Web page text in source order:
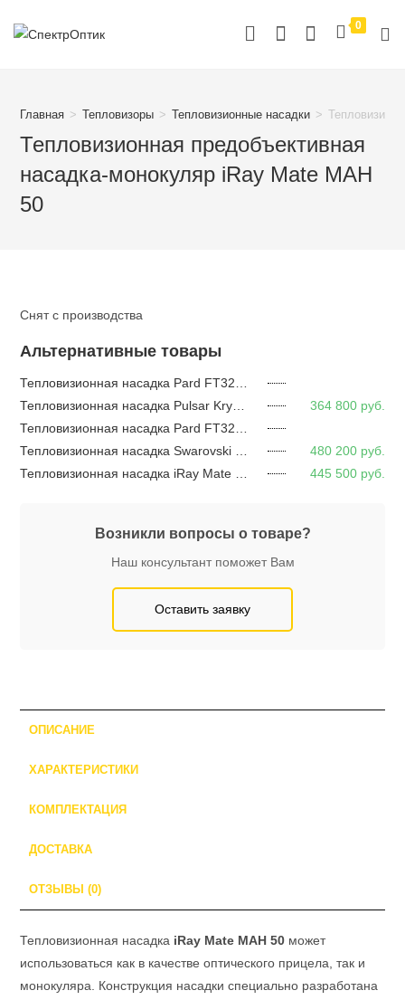
0
Главная > Тепловизоры > Тепловизионные насадки >
Тепловизионная предобъективная
насадка-монокуляр iRay Mate MAH
50
Снят с производства
Альтернативные товары
364 800 руб.
480 200 руб.
445 500 руб.
Возникли вопросы о товаре?
Наш консультант поможет Вам
Оставить заявку
ОПИСАНИЕ
ХАРАКТЕРИСТИКИ
КОМПЛЕКТАЦИЯ
ДОСТАВКА
ОТЗЫВЫ (0)
Тепловизионная насадка iRay Mate MAH 50 может
использоваться как в качестве оптического прицела, так и
монокуляра. Конструкция насадки специально разработана